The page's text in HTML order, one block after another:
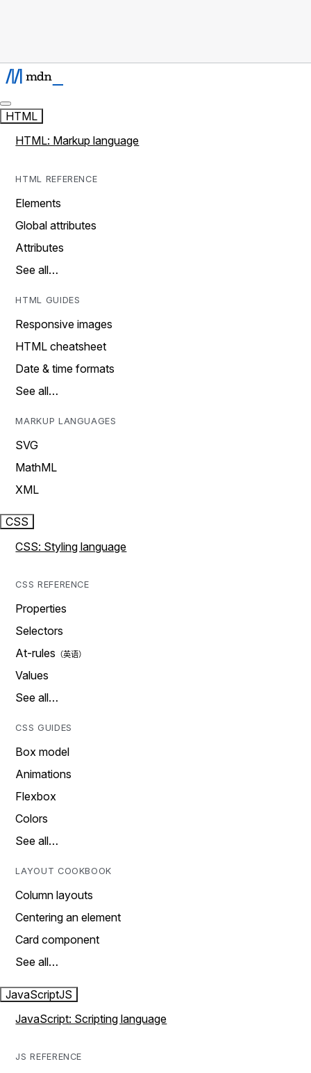
HTML
HTML: Markup language
HTML REFERENCE
Elements
Global attributes
Attributes
See all…
HTML GUIDES
Responsive images
HTML cheatsheet
Date & time formats
See all…
MARKUP LANGUAGES
SVG
MathML
XML
CSS
CSS: Styling language
CSS REFERENCE
Properties
Selectors
At-rules
Values
See all…
CSS GUIDES
Box model
Animations
Flexbox
Colors
See all…
LAYOUT COOKBOOK
Column layouts
Centering an element
Card component
See all…
JavaScriptJS
JavaScript: Scripting language
JS REFERENCE